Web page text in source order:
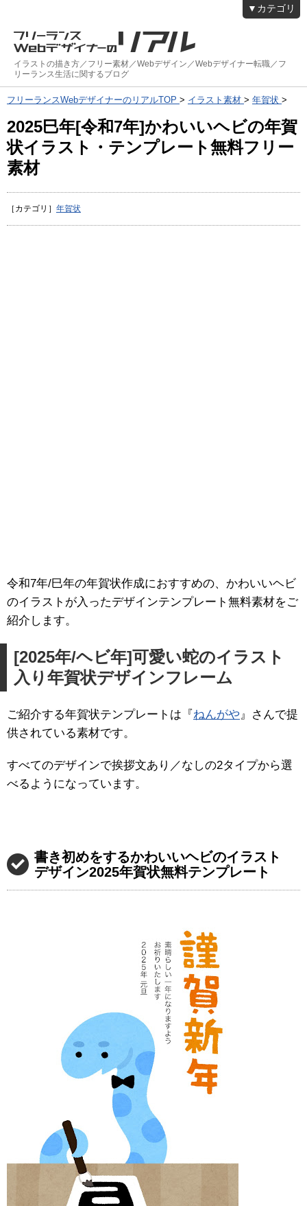
▼カテゴリ
イラストの描き方／フリー素材／Webデザイン／Webデザイナー転職／フ
リーランス生活に関するブログ
フリーランスWebデザイナーのリアルTOP > イラスト素材 > 年賀状 >
2025巳年[令和7年]かわいいヘビの年賀
状イラスト・テンプレート無料フリー
素材
［カテゴリ］ 年賀状
令和7年/巳年の年賀状作成におすすめの、かわいいヘビ
のイラストが入ったデザインテンプレート無料素材をご
紹介します。
[2025年/ヘビ年]可愛い蛇のイラスト
入り年賀状デザインフレーム
ご紹介する年賀状テンプレートは『ねんがや』さんで提
供されている素材です。
すべてのデザインで挨拶文あり／なしの2タイプから選
べるようになっています。
書き初めをするかわいいヘビのイラスト
デザイン2025年賀状無料テンプレート